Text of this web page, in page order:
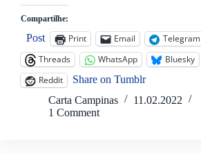
Compartilhe:
Post Print Email
Telegram
Threads
WhatsApp
Bluesky
Reddit
Share on Tumblr
Carta Campinas
11.02.2022
1 Comment